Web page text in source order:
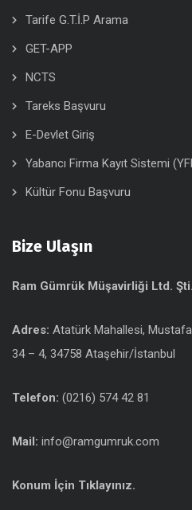
Tarife G.T.İ.P Arama
GET-APP
NCTS
Tareks Başvuru
E-Devlet Giriş
Yabancı Firma Kayıt Sistemi
Kültür Fonu Başvuru
Bize Ulaşın
Ram Gümrük Müşavirliği Ltd. Şti.
Adres: Atatürk Mahallesi,
34 – 4, 34758 Ataşehir/İstanbul
Telefon: (0216) 574 42 81
Mail: info@ramgumruk.com
Konum İçin Tıklayınız.